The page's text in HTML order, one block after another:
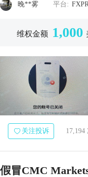
晚**雾 平台:
维权金额 1,000
关注投诉 17,194
假冒CMC